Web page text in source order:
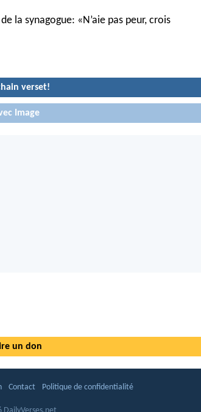
la synagogue: «N’aie pas peur, crois
verset!
Image
un don
Contact Politique de confidentialité